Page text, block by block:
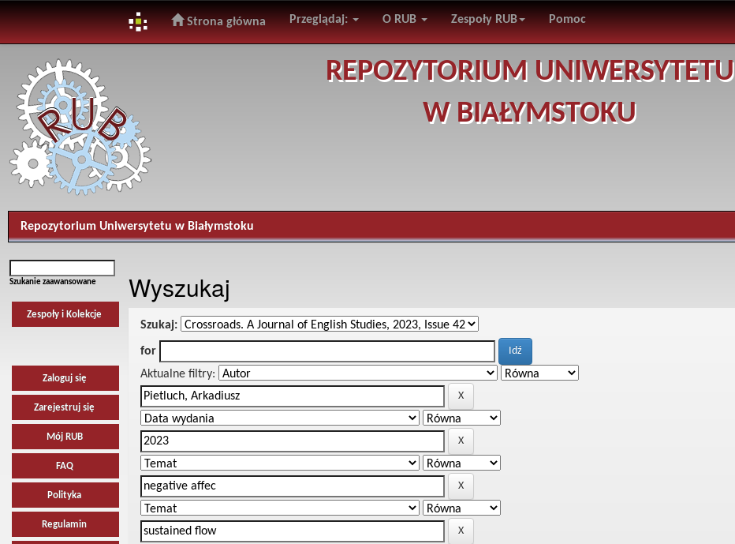
navigation
Strona główna Przeglądaj: O RUB Zespoły RUB Pomoc
REPOZYTORIUM UNIWERSYTETU
W BIAŁYMSTOKU
Repozytorium Uniwersytetu w Białymstoku
Szukanie zaawansowane
Zespoły i Kolekcje
Zaloguj się
Zarejestruj się
Mój RUB
FAQ
Polityka
Regulamin
Wyszukaj
Szukaj:
for
Aktualne filtry: